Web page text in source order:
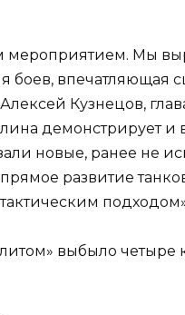
мероприятием. Мы
боев, впечатляющая
Кузнецов,
демонстрирует и
новые, ранее не
развитие
выбыло четыре